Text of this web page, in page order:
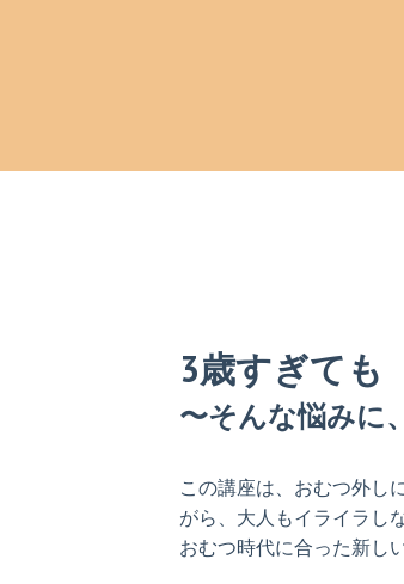
3歳すぎても
〜そんな悩みに
この講座は、おむつ外し
がら、大人もイライラし
おむつ時代に合った新し